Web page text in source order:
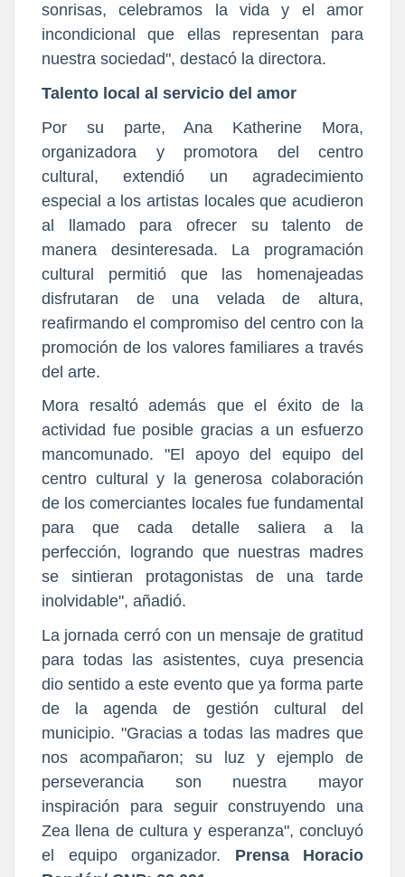
sonrisas, celebramos la vida y el amor
incondicional que ellas representan para
nuestra sociedad", destacó la directora.
Talento local al servicio del amor
Por su parte, Ana Katherine Mora,
organizadora y promotora del centro
cultural, extendió un agradecimiento
especial a los artistas locales que acudieron
al llamado para ofrecer su talento de
manera desinteresada. La programación
cultural permitió que las homenajeadas
disfrutaran de una velada de altura,
reafirmando el compromiso del centro con la
promoción de los valores familiares a través
del arte.
Mora resaltó además que el éxito de la
actividad fue posible gracias a un esfuerzo
mancomunado. "El apoyo del equipo del
centro cultural y la generosa colaboración
de los comerciantes locales fue fundamental
para que cada detalle saliera a la
perfección, logrando que nuestras madres
se sintieran protagonistas de una tarde
inolvidable", añadió.
La jornada cerró con un mensaje de gratitud
para todas las asistentes, cuya presencia
dio sentido a este evento que ya forma parte
de la agenda de gestión cultural del
municipio. "Gracias a todas las madres que
nos acompañaron; su luz y ejemplo de
perseverancia son nuestra mayor
inspiración para seguir construyendo una
Zea llena de cultura y esperanza", concluyó
el equipo organizador. Prensa Horacio